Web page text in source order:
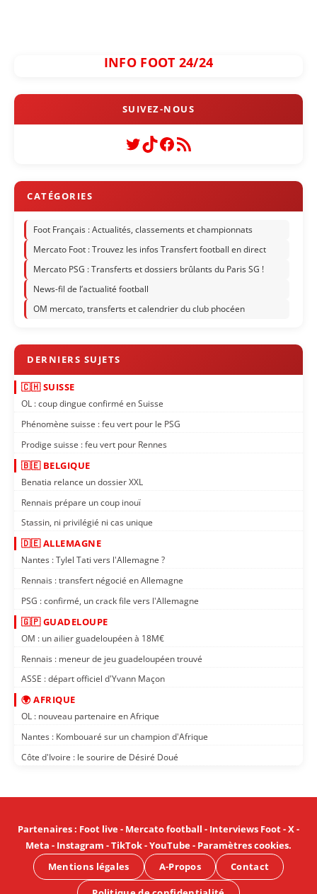
INFO FOOT 24/24
Twitter
TikTok
Facebook
Flux RSS
Foot Français : Actualités, classements et championnats
Mercato Foot : Trouvez les infos Transfert football en direct
Mercato PSG : Transferts et dossiers brûlants du Paris SG !
News-fil de l’actualité football
OM mercato, transferts et calendrier du club phocéen
🇨🇭 SUISSE
OL : coup dingue confirmé en Suisse
Phénomène suisse : feu vert pour le PSG
Prodige suisse : feu vert pour Rennes
🇧🇪 BELGIQUE
Benatia relance un dossier XXL
Rennais prépare un coup inouï
Stassin, ni privilégié ni cas unique
🇩🇪 ALLEMAGNE
Nantes : Tylel Tati vers l'Allemagne ?
Rennais : transfert négocié en Allemagne
PSG : confirmé, un crack file vers l'Allemagne
🇬🇵 GUADELOUPE
OM : un ailier guadeloupéen à 18M€
Rennais : meneur de jeu guadeloupéen trouvé
ASSE : départ officiel d'Yvann Maçon
🌍 AFRIQUE
OL : nouveau partenaire en Afrique
Nantes : Kombouaré sur un champion d'Afrique
Côte d'Ivoire : le sourire de Désiré Doué
Partenaires: Foot live- Mercato football - Interviews Foot-X-
Meta - Instagram -TikTok-YouTube- Paramètres cookies.
Mentions légales
A-Propos Contact